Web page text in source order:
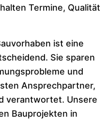
Termine, Qualität
ist eine
Sie sparen
und
Ansprechpartner,
verantwortet. Unsere
Bauprojekten in